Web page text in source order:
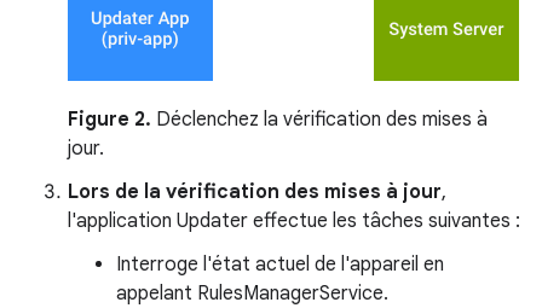
Figure 2. Déclenchez la vérification des mises à
jour.
Lors de la vérification des mises à jour,
l'application Updater effectue les tâches suivantes :
Interroge l'état actuel de l'appareil en
appelant RulesManagerService.